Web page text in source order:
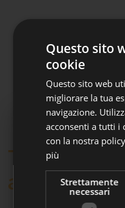
Ti
anche.
Adesioni
A partire dal 1°
accogliere le
dipendenti del
Questo sito
cookie
Questo sito web
migliorare la tua
navigazione.
acconsenti a tutti i
con la nostra
più
Strettamente
necessari